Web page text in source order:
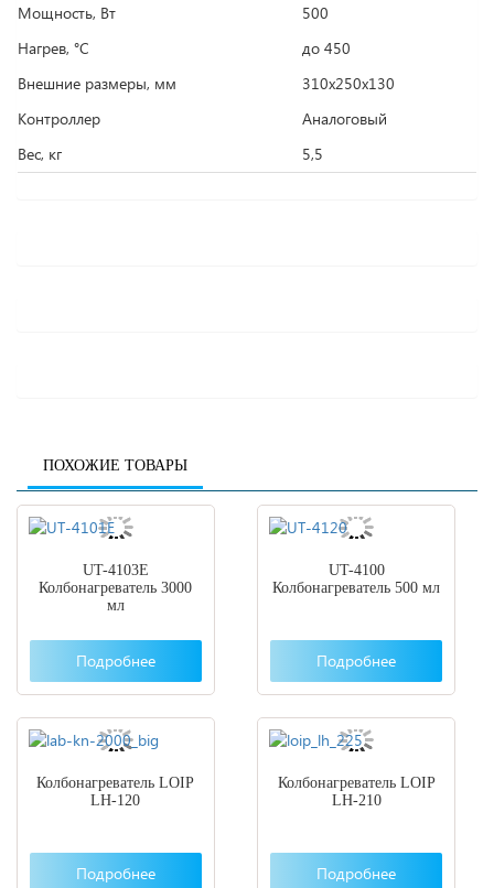
Мощность, Вт
500
Нагрев, °С
до 450
Внешние размеры, мм
310х250х130
Контроллер
Аналоговый
Вес, кг
5,5
ПОХОЖИЕ ТОВАРЫ
UT-4103E
Колбонагреватель 3000
мл
Подробнее
UT-4100
Колбонагреватель 500 мл
Подробнее
Колбонагреватель LOIP
LH-120
Подробнее
Колбонагреватель LOIP
LH-210
Подробнее